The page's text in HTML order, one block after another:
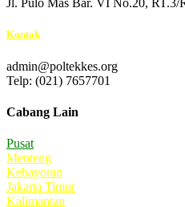
Jl. Pulo Mas Bar. VI No.20, RT.3/
Kontak
admin@poltekkes.org
Telp: (021) 7657701
Cabang Lain
Pusat
Menteng
Kebayoran
Jakarta Timur
Kalimantan